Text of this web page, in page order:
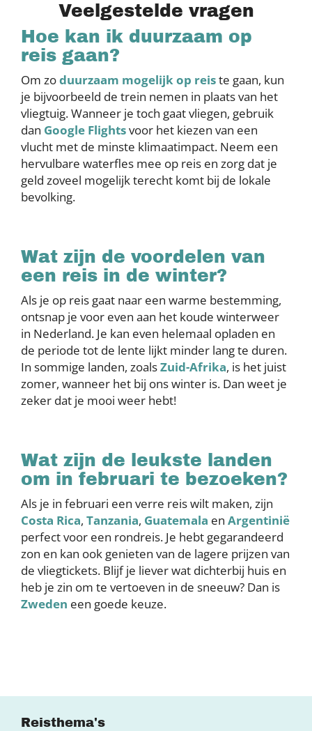
Veelgestelde vragen
Hoe kan ik duurzaam op
reis gaan?
Om zoduurzaam mogelijk op reiste gaan, kun
je bijvoorbeeld de trein nemen in plaats van het
vliegtuig. Wanneer je toch gaat vliegen, gebruik
dan Google Flightsvoor het kiezen van een
vlucht met de minste klimaatimpact. Neem een
hervulbare waterfles mee op reis en zorg dat je
geld zoveel mogelijk terecht komt bij de lokale
bevolking.
Wat zijn de voordelen van
een reis in de winter?
Als je op reis gaat naar een warme bestemming,
ontsnap je voor even aan het koude winterweer
in Nederland. Je kan even helemaal opladen en
de periode tot de lente lijkt minder lang te duren.
In sommige landen, zoalsZuid-Afrika, is het juist
zomer, wanneer het bij ons winter is. Dan weet je
zeker dat je mooi weer hebt!
Wat zijn de leukste landen
om in februari te bezoeken?
Als je in februari een verre reis wilt maken, zijn
Costa Rica, Tanzania, Guatemala en Argentinië
perfect voor een rondreis. Je hebt gegarandeerd
zon en kan ook genieten van de lagere prijzen van
de vliegtickets. Blijf je liever wat dichterbij huis en
heb je zin om te vertoeven in de sneeuw? Dan is
Zweden een goede keuze.
Reisthema's